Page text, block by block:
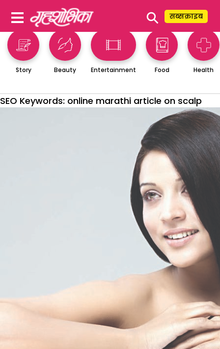
⚲ सब्सक्राइब
Story Beauty Entertainment Food Health
SEO Keywords: online marathi article on scalp